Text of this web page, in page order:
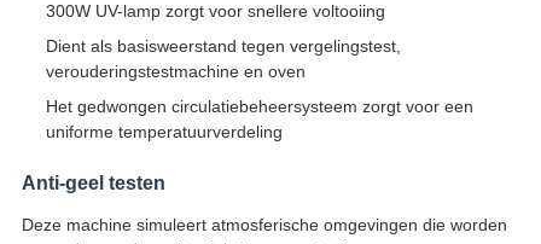
300W UV-lamp zorgt voor snellere voltooiing
Dient als basisweerstand tegen vergelingstest,
verouderingstestmachine en oven
Het gedwongen circulatiebeheersysteem zorgt voor een
uniforme temperatuurverdeling
Anti-geel testen
Deze machine simuleert atmosferische omgevingen die worden